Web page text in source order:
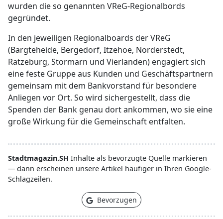
wurden die so genannten VReG-Regionalbords
gegründet.
In den jeweiligen Regionalboards der VReG
(Bargteheide, Bergedorf, Itzehoe, Norderstedt,
Ratzeburg, Stormarn und Vierlanden) engagiert sich
eine feste Gruppe aus Kunden und Geschäftspartnern
gemeinsam mit dem Bankvorstand für besondere
Anliegen vor Ort. So wird sichergestellt, dass die
Spenden der Bank genau dort ankommen, wo sie eine
große Wirkung für die Gemeinschaft entfalten.
Stadtmagazin.SH Inhalte als bevorzugte Quelle markieren
— dann erscheinen unsere Artikel häufiger in Ihren Google-
Schlagzeilen.
Bevorzugen